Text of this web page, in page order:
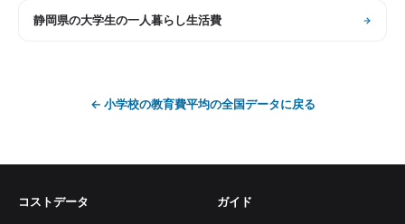
静岡県の大学生の一人暮らし生活費
← 小学校の教育費平均の全国データに戻る
コストデータ ガイド